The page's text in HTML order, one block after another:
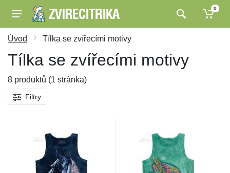
0
Úvod Tílka se zvířecími motivy
Tílka se zvířecími motivy
8 produktů (1 stránka)
Filtry